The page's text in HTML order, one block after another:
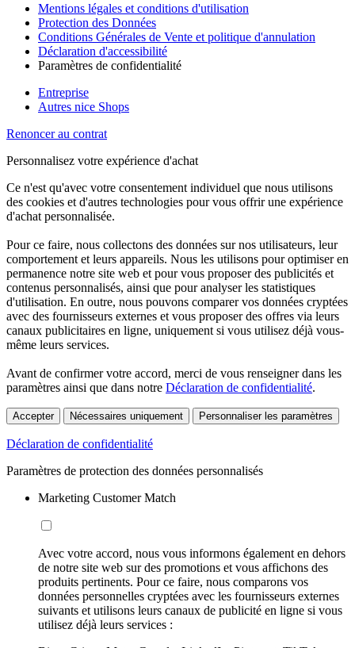
Mentions légales et conditions d'utilisation
Protection des Données
Conditions Générales de Vente et politique d'annulation
Déclaration d'accessibilité
Paramètres de confidentialité
Entreprise
Autres nice Shops
Renoncer au contrat
Personnalisez votre expérience d'achat
Ce n'est qu'avec votre consentement individuel que nous utilisons
des cookies et d'autres technologies pour vous offrir une expérience
d'achat personnalisée.
Pour ce faire, nous collectons des données sur nos utilisateurs, leur
comportement et leurs appareils. Nous les utilisons pour optimiser en
permanence notre site web et pour vous proposer des publicités et
contenus personnalisés, ainsi que pour analyser les statistiques
d'utilisation. En outre, nous pouvons comparer vos données cryptées
avec des fournisseurs externes et vous proposer des offres via leurs
canaux publicitaires en ligne, uniquement si vous utilisez déjà vous-
même leurs services.
Avant de confirmer votre accord, merci de vous renseigner dans les
paramètres ainsi que dans notre Déclaration de confidentialité.
Accepter Nécessaires uniquement Personnaliser les paramètres
Déclaration de confidentialité
Paramètres de protection des données personnalisés
Marketing Customer Match
Avec votre accord, nous vous informons également en dehors
de notre site web sur des promotions et vous affichons des
produits pertinents. Pour ce faire, nous comparons vos
données personnelles cryptées avec les fournisseurs externes
suivants et utilisons leurs canaux de publicité en ligne si vous
utilisez déjà leurs services :